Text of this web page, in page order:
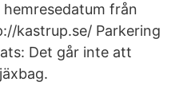
från
kastrup.se/ Parkering
Det går inte att